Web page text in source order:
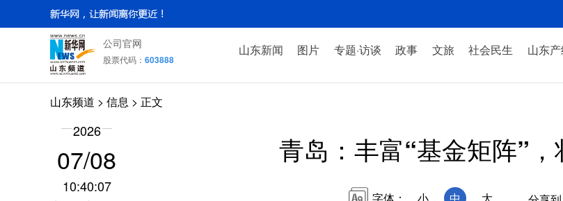
公司官网
股票代码： 603888
山东新闻 图片 专题·访谈 政事 文旅 社会民生 山东
山东频道 > 信息 > 正文
2026
07/08
10:40:07
青岛：丰富“基金矩阵”